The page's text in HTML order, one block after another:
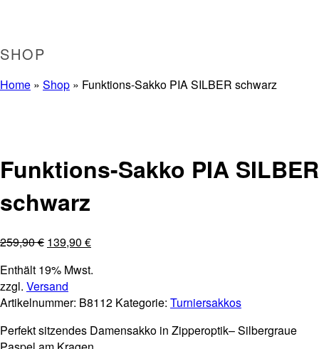
SHOP
Home » Shop » Funktions-Sakko PIA SILBER schwarz
Funktions-Sakko PIA SILBER
schwarz
259,90€ 139,90 €
Enthält 19% Mwst.
zzgl. Versand
Artikelnummer: B8112 Kategorie: Turniersakkos
Perfekt sitzendes Damensakko in Zipperoptik– Silbergraue